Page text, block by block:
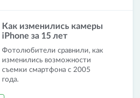
Как изменились камеры
iPhone за 15 лет
Фотолюбители сравнили, как
изменились возможности
съемки смартфона с 2005
года.